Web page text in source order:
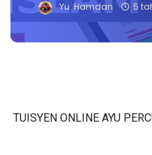
Yu. Hamdan 5
TUISYEN ONLINE AYU